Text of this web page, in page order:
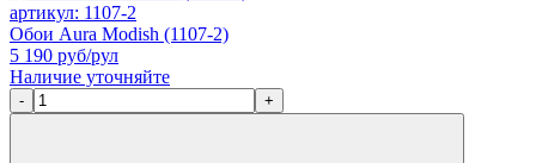
артикул: 1107-2
Обои Aura Modish (1107-2)
5 190 руб/рул
Наличие уточняйте
- +